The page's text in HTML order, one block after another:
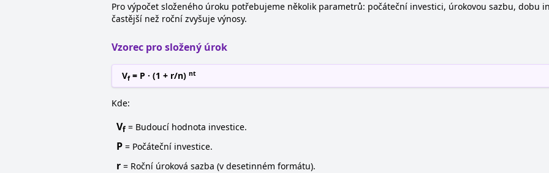
Pro výpočet složeného úroku potřebujeme několik parametrů: počáteční investici, úrokovou sazbu, dobu
častější než roční zvyšuje výnosy.
Vzorec pro složený úrok
Vf= P · (1 + r/n) nt
Kde:
Vf = Budoucí hodnota investice.
P = Počáteční investice.
r = Roční úroková sazba (v desetinném formátu).